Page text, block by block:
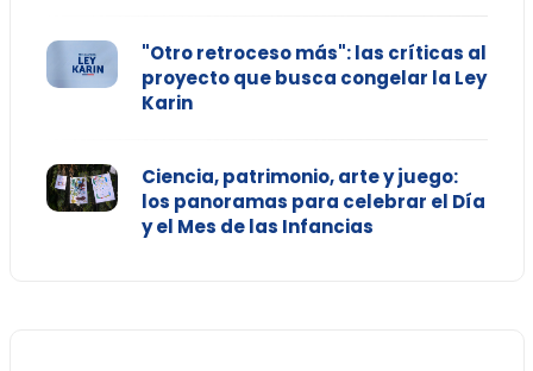
"Otro retroceso más": las críticas al
proyecto que busca congelar la Ley
Karin
Ciencia, patrimonio, arte y juego:
los panoramas para celebrar el Día
y el Mes de las Infancias